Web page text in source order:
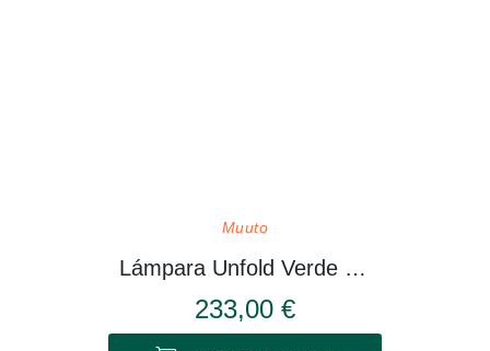
Muuto
Lámpara Unfold Verde Oliva
233,00 €